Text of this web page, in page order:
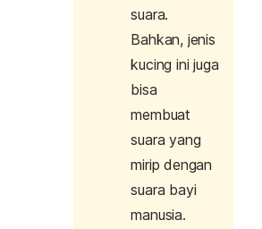
suara.
Bahkan, jenis
kucing ini juga
bisa
membuat
suara yang
mirip dengan
suara bayi
manusia.